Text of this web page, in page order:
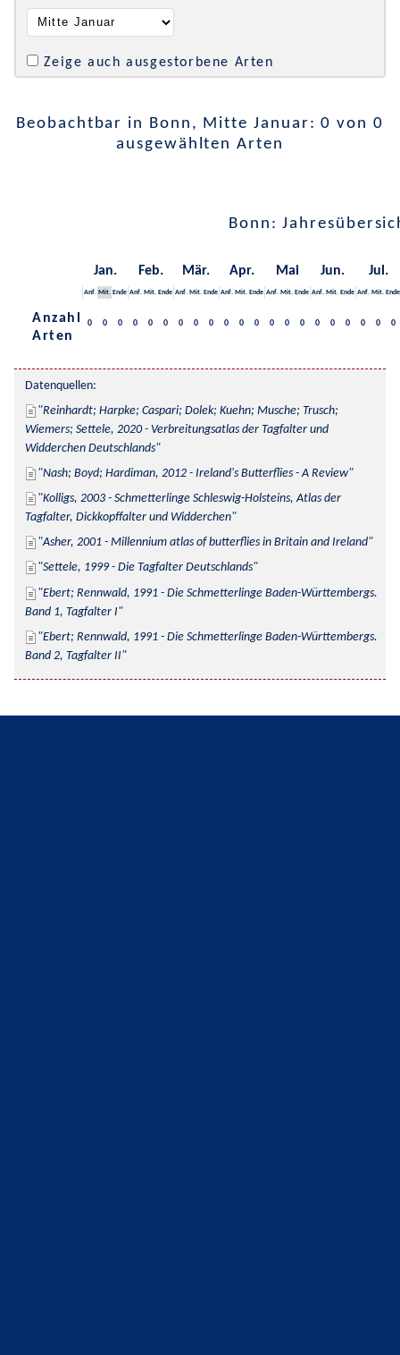
Zeige auch ausgestorbene Arten
Beobachtbar in Bonn, Mitte Januar: 0 von 0
ausgewählten Arten
Bonn:
Jan. Feb. Mär. Apr. Mai Jun. Jul.
Anf. Mit. Ende Anf. Mit. Ende Anf. Mit. Ende Anf. Mit. Ende Anf. Mit. Ende Anf. Mit. Ende Anf. Mit. Ende
Anzahl
Arten
0 0 0 0 0 0 0 0 0 0 0 0 0 0 0 0 0 0 0 0 0
Datenquellen:
Reinhardt; Harpke; Caspari; Dolek; Kuehn; Musche; Trusch;
Wiemers; Settele, 2020 - Verbreitungsatlas der Tagfalter und
Widderchen Deutschlands
Nash; Boyd; Hardiman, 2012 - Ireland's Butterflies - A Review
Kolligs, 2003 - Schmetterlinge Schleswig-Holsteins, Atlas der
Tagfalter, Dickkopffalter und Widderchen
Asher, 2001 - Millennium atlas of butterflies in Britain and Ireland
Settele, 1999 - Die Tagfalter Deutschlands
Ebert; Rennwald, 1991 - Die Schmetterlinge Baden-Württembergs.
Band 1, Tagfalter I
Ebert; Rennwald, 1991 - Die Schmetterlinge Baden-Württembergs.
Band 2, Tagfalter II